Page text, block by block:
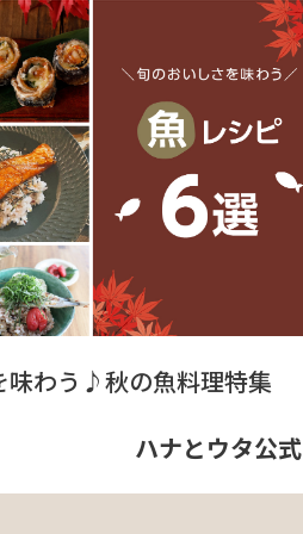
味わう♪秋の魚料理特集
ハナとウタ公式